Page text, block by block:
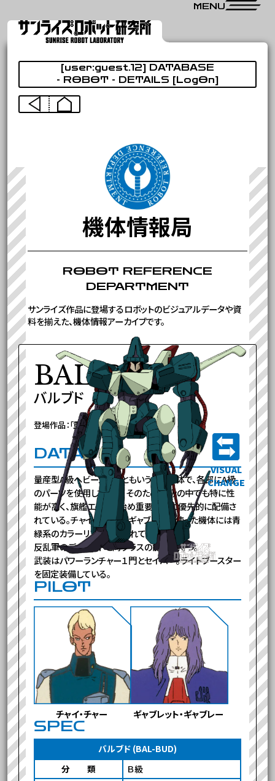
MENU
ROBOT
機体情報局
VIDEO
RESEARCH
調査研究局
CLOSE
[user:guest.12] DATABASE
- ROBOT - DETAILS [LogOn]
機体情報局
ROBOT REFERENCE
DEPARTMENT
サンライズ作品に登場するロボットのビジュアルデータや資
料を揃えた、機体情報アーカイブです。
BAL-BUD
バルブド
登場作品：「重戦機エルガイム」
VISUAL
CHANGE
DATA
量産型A級ヘビーメタルともいうべき機体で、各部にA級
のパーツを使用している。そのため、B級の中でも特に性
能が高く、旗艦エイプを始め重要部隊に優先的に配備さ
れている。チャイ・チャーやギャブレーが使った機体には青
緑系のカラーリングが施されていた。
反乱軍のディザードと同クラスの能力を持つ。
武装はパワーランチャー１門とセイバー。ライトブースター
を固定装備している。
PILOT
チャイ・チャー ギャブレット・ギャブレー
SPEC
機体基本スペック
バルブド (BAL-BUD)
分 類
Ｂ級